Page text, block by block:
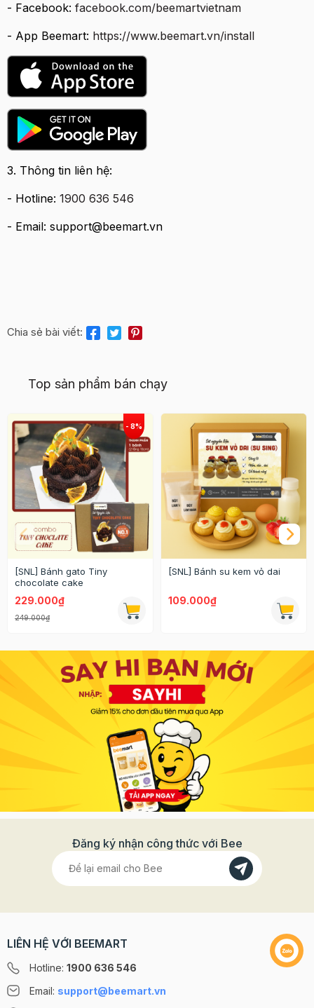
- Facebook: facebook.com/beemartvietnam
- App Beemart: https://www.beemart.vn/install
3. Thông tin liên hệ:
- Hotline: 1900 636 546
- Email: support@beemart.vn
Chia sẻ bài viết:
Top sản phẩm bán chạy
[SNL] Bánh gato Tiny
chocolate cake
229.000₫
249.000₫
[SNL] Bánh su kem vỏ dai
109.000₫
Đăng ký nhận công thức với Bee
LIÊN HỆ VỚI BEEMART
Hotline: 1900 636 546
Email: support@beemart.vn